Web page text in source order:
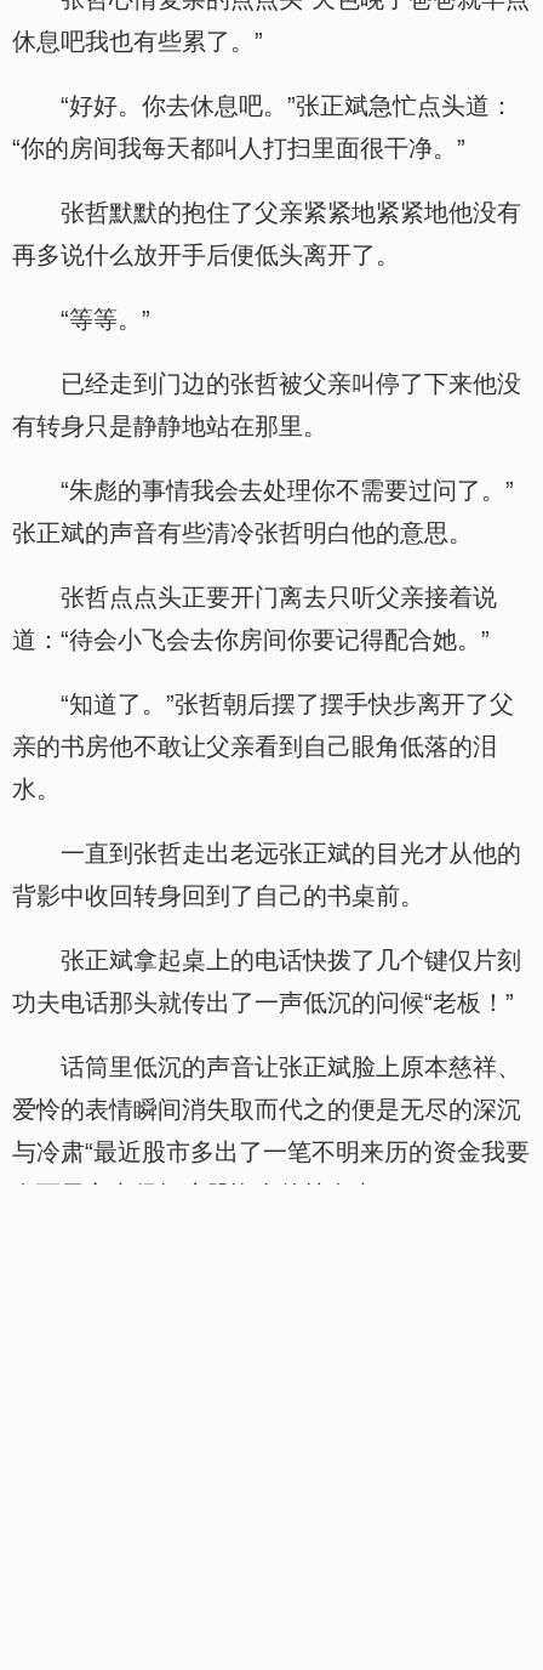
休息吧我也有些累了。”
“好好。你去休息吧。”张正斌急忙点头道：
“你的房间我每天都叫人打扫里面很干净。”
张哲默默的抱住了父亲紧紧地紧紧地他没有
再多说什么放开手后便低头离开了。
“等等。”
已经走到门边的张哲被父亲叫停了下来他没
有转身只是静静地站在那里。
“朱彪的事情我会去处理你不需要过问了。”
张正斌的声音有些清冷张哲明白他的意思。
张哲点点头正要开门离去只听父亲接着说
道：“待会小飞会去你房间你要记得配合她。”
“知道了。”张哲朝后摆了摆手快步离开了父
亲的书房他不敢让父亲看到自己眼角低落的泪
水。
一直到张哲走出老远张正斌的目光才从他的
背影中收回转身回到了自己的书桌前。
张正斌拿起桌上的电话快拨了几个键仅片刻
功夫电话那头就传出了一声低沉的问候“老板！”
话筒里低沉的声音让张正斌脸上原本慈祥、
爱怜的表情瞬间消失取而代之的便是无尽的深沉
与冷肃“最近股市多出了一笔不明来历的资金我要